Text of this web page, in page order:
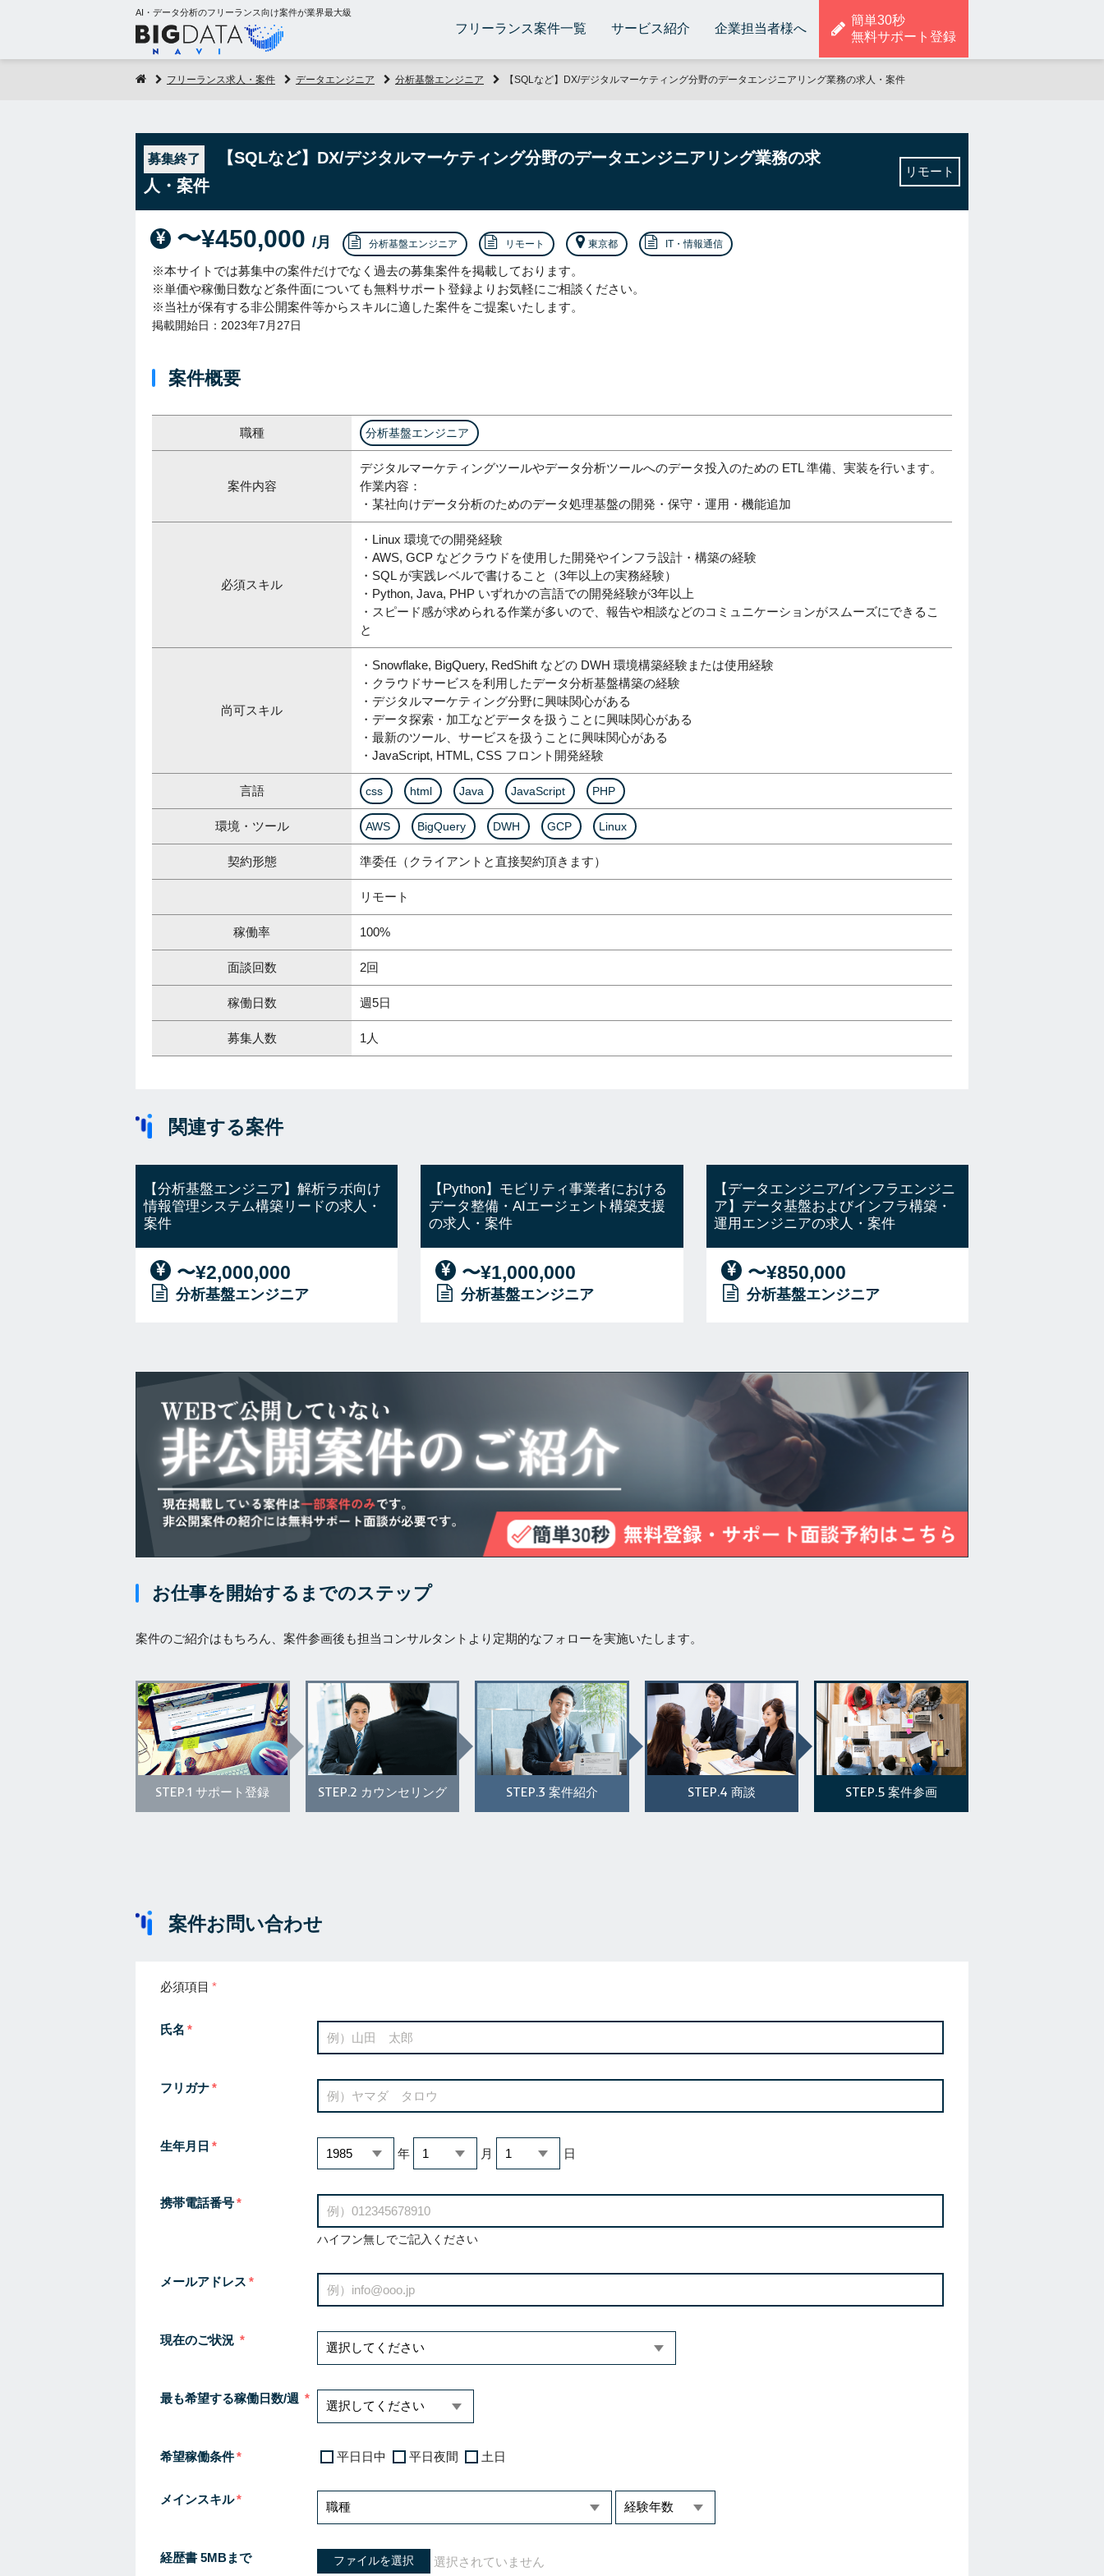
AI・データ分析のフリーランス向け案件が業界最大級
フリーランス案件一覧 サービス紹介 企業担当者様へ
簡単30秒
無料サポート登録
フリーランス求人・案件 データエンジニア 分析基盤エンジニア 【SQLなど】DX/デジタルマーケティング分野のデータエンジニアリング業務の求人・案件
募集終了
【SQLなど】DX/デジタルマーケティング分野のデータエンジニアリング業務の求
人・案件
リモート
〜¥450,000 /月 分析基盤エンジニア リモート 東京都 IT・情報通信
※本サイトでは募集中の案件だけでなく過去の募集案件を掲載しております。
※単価や稼働日数など条件面についても無料サポート登録よりお気軽にご相談ください。
※当社が保有する非公開案件等からスキルに適した案件をご提案いたします。
掲載開始日：2023年7月27日
案件概要
職種 分析基盤エンジニア
案件内容
デジタルマーケティングツールやデータ分析ツールへのデータ投入のための ETL 準備、実装を行います。
作業内容：
・某社向けデータ分析のためのデータ処理基盤の開発・保守・運用・機能追加
必須スキル
・Linux 環境での開発経験
・AWS, GCP などクラウドを使用した開発やインフラ設計・構築の経験
・SQL が実践レベルで書けること（3年以上の実務経験）
・Python, Java, PHP いずれかの言語での開発経験が3年以上
・スピード感が求められる作業が多いので、報告や相談などのコミュニケーションがスムーズにできるこ
と
尚可スキル
・Snowflake, BigQuery, RedShift などの DWH 環境構築経験または使用経験
・クラウドサービスを利用したデータ分析基盤構築の経験
・デジタルマーケティング分野に興味関心がある
・データ探索・加工などデータを扱うことに興味関心がある
・最新のツール、サービスを扱うことに興味関心がある
・JavaScript, HTML, CSS フロント開発経験
言語 css html Java JavaScript PHP
環境・ツール AWS BigQuery DWH GCP Linux
契約形態 準委任（クライアントと直接契約頂きます）
リモート
稼働率 100%
面談回数 2回
稼働日数 週5日
募集人数 1人
関連する案件
【分析基盤エンジニア】解析ラボ向け
情報管理システム構築リードの求人・
案件
〜¥2,000,000
分析基盤エンジニア
【Python】モビリティ事業者における
データ整備・AIエージェント構築支援
の求人・案件
〜¥1,000,000
分析基盤エンジニア
【データエンジニア/インフラエンジニ
ア】データ基盤およびインフラ構築・
運用エンジニアの求人・案件
〜¥850,000
分析基盤エンジニア
お仕事を開始するまでのステップ
案件のご紹介はもちろん、案件参画後も担当コンサルタントより定期的なフォローを実施いたします。
STEP.1 サポート登録 STEP.2 カウンセリング STEP.3 案件紹介 STEP.4 商談 STEP.5 案件参画
案件お問い合わせ
必須項目
氏名
フリガナ
生年月日
年 月 日
携帯電話番号
ハイフン無しでご記入ください
メールアドレス
現在のご状況
最も希望する稼働日数/週
希望稼働条件 平日日中 平日夜間 土日
メインスキル
経歴書 5MBまで ファイルを選択